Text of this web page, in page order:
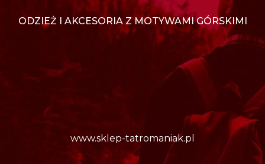
ODZIEŻ I AKCESORIA Z MOTYWAMI GÓRSKIMI
www.sklep-tatromaniak.pl